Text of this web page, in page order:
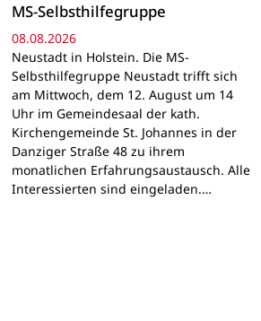
MS-Selbsthilfegruppe
08.08.2026
Neustadt in Holstein. Die MS-
Selbsthilfegruppe Neustadt trifft sich
am Mittwoch, dem 12. August um 14
Uhr im Gemeindesaal der kath.
Kirchengemeinde St. Johannes in der
Danziger Straße 48 zu ihrem
monatlichen Erfahrungsaustausch. Alle
Interessierten sind eingeladen.…